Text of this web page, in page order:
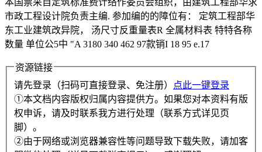
本国票采自定筑标准费计络作委员会组织，由建筑工程部华求
市政工程设计院负责主编. 参加编的的障位有： 定筑工程部华
东工业建筑改异院， 汤尺寸反重量表R 全属材料表 特特各称
数量 单位公5中 "A 3180 340 462 97款销I 18 95 e.17
资源链接
请先登录（扫码可直接登录、免注册）
点此一键登录
①本文档内容版权归属内容提供方。如果您对本资料有版
权申诉，请及时联系我方进行处理（联系方式详见页
脚）。
②由于网络或浏览器兼容性等问题导致下载失败，请加客